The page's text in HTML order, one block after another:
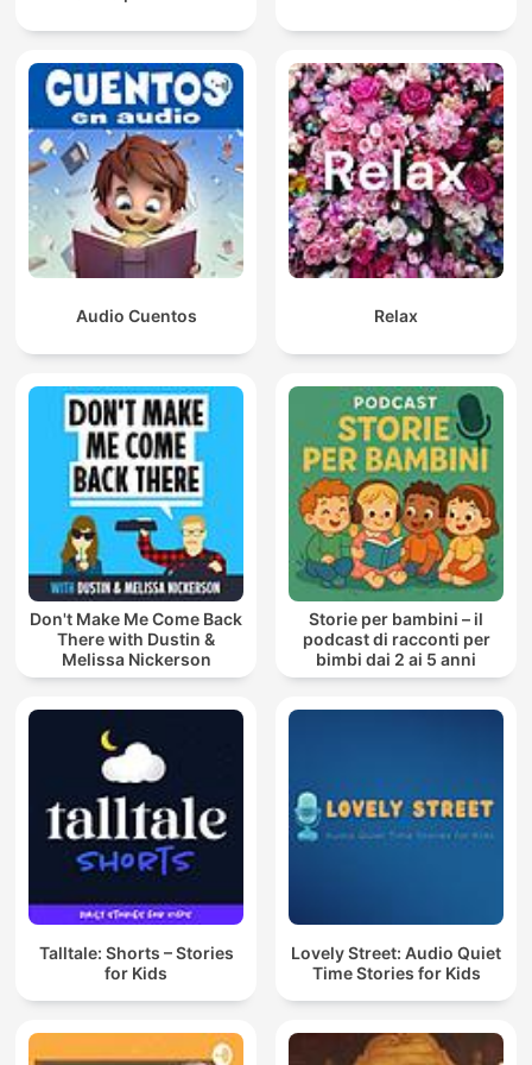
#słuchowiska
#dladzieci
#rodzina
Audio Cuentos Relax
Don't Make Me Come Back
There with Dustin &
Melissa Nickerson
Storie per bambini – il
podcast di racconti per
bimbi dai 2 ai 5 anni
Talltale: Shorts – Stories
for Kids
Lovely Street: Audio Quiet
Time Stories for Kids